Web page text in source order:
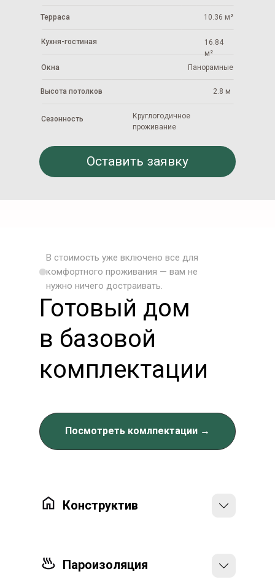
Оставить заявку
Высота потолков 2.8 м
Окна Панорамные
16.84
м²
Кухня-гостиная
Круглогодичное
проживание
Сезонность
10.36 м²
Терраса
Конструктив
и огнебиозащитой
Пароизоляция
В стоимость уже включено все для
комфортного проживания — вам не
нужно ничего достраивать.
Готовый дом
в базовой
комплектации
Посмотреть комлпектации →